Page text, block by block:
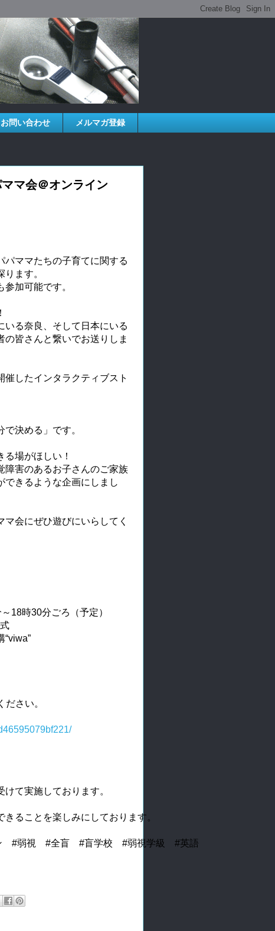
問い合わせ メルマガ登録
マ会＠オンライン
パママたちの子育てに関する
ます。
加可能です。
いる奈良、そして日本にいる
皆さんと繋いでお送りしま
したインタラクティブスト
決める」です。
場がほしい！
障害のあるお子さんのご家族
できるような企画にしまし
会にぜひ遊びにいらしてく
18時30分ごろ（予定）
さい。
て実施しております。
ることを楽しみにしております。
#弱視　#全盲　#盲学校　#弱視学級　#英語